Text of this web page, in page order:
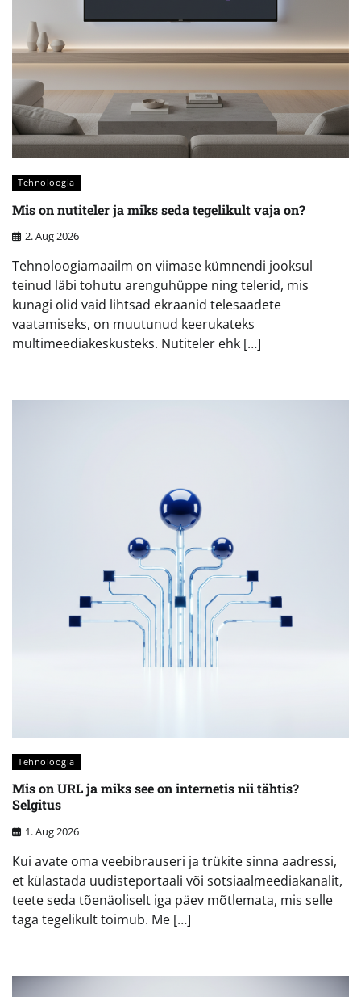
Tehnoloogia
Mis on nutiteler ja miks seda tegelikult vaja on?
2. Aug 2026
Tehnoloogiamaailm on viimase kümnendi jooksul
teinud läbi tohutu arenguhüppe ning telerid, mis
kunagi olid vaid lihtsad ekraanid telesaadete
vaatamiseks, on muutunud keerukateks
multimeediakeskusteks. Nutiteler ehk […]
Tehnoloogia
Mis on URL ja miks see on internetis nii tähtis?
Selgitus
1. Aug 2026
Kui avate oma veebibrauseri ja trükite sinna aadressi,
et külastada uudisteportaali või sotsiaalmeediakanalit,
teete seda tõenäoliselt iga päev mõtlemata, mis selle
taga tegelikult toimub. Me […]